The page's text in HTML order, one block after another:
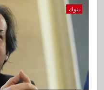
بنوك